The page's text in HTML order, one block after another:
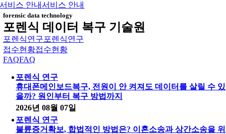
서비스 안내서비스 안내
forensic data technology
포렌식 데이터 복구 기술원
포렌식연구포렌식연구
접수현황접수현황
FAQFAQ
포렌식 연구
휴대폰메인보드복구, 전원이 안 켜져도 데이터를 살릴 수 있
을까? 원인부터 복구 방법까지
2026년 08월 07일
포렌식 연구
불륜증거확보, 합법적인 방법은? 이혼소송과 상간소송을 위